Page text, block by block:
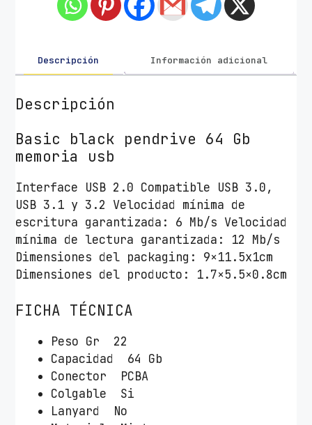
G
B
T
e
c
h
O
n
e
T
e
c
B
Descripción Información adicional
Descripción
Basic black pendrive 64 Gb
memoria usb
Interface USB 2.0 Compatible USB 3.0,
USB 3.1 y 3.2 Velocidad mínima de
escritura garantizada: 6 Mb/s Velocidad
mínima de lectura garantizada: 12 Mb/s
Dimensiones del packaging: 9×11.5x1cm
Dimensiones del producto: 1.7×5.5×0.8cm
FICHA TÉCNICA
Peso Gr 22
Capacidad 64 Gb
Conector PCBA
Colgable Si
Lanyard No